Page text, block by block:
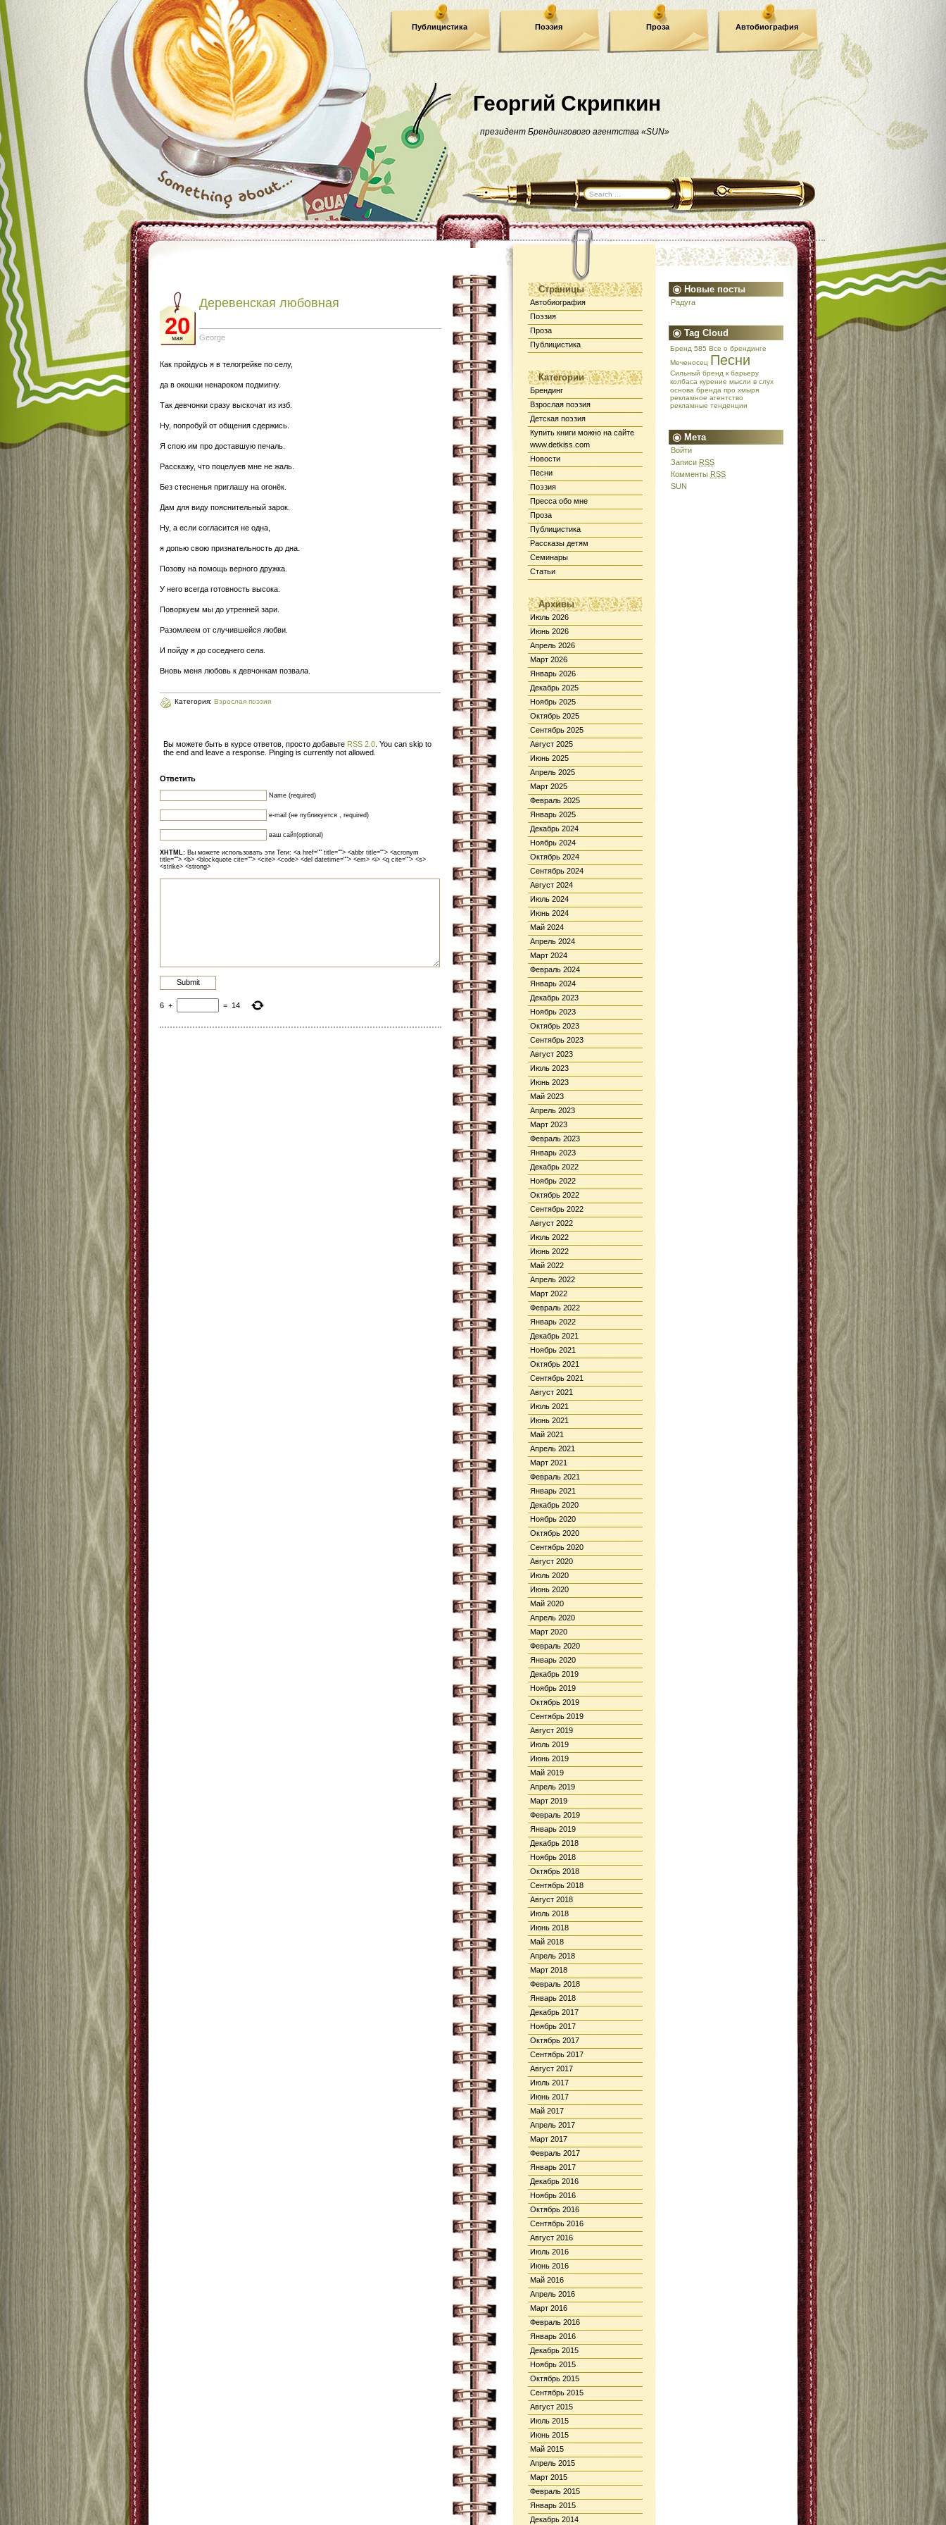
Георгий Скрипкин
президент Брендингового агентства «SUN»
Публицистика Поэзия Проза Автобиография
Страницы
Автобиография
Поэзия
Проза
Публицистика
Категории
Брендинг
Взрослая поэзия
Детская поэзия
Купить книги можно на сайте
www.detkiss.com
Новости
Песни
Поэзия
Пресса обо мне
Проза
Публицистика
Рассказы детям
Семинары
Статьи
Архивы
Июль 2026
Июнь 2026
Апрель 2026
Март 2026
Январь 2026
Декабрь 2025
Ноябрь 2025
Октябрь 2025
Сентябрь 2025
Август 2025
Июнь 2025
Апрель 2025
Март 2025
Февраль 2025
Январь 2025
Декабрь 2024
Ноябрь 2024
Октябрь 2024
Сентябрь 2024
Август 2024
Июль 2024
Июнь 2024
Май 2024
Апрель 2024
Март 2024
Февраль 2024
Январь 2024
Декабрь 2023
Ноябрь 2023
Октябрь 2023
Сентябрь 2023
Август 2023
Июль 2023
Июнь 2023
Май 2023
Апрель 2023
Март 2023
Февраль 2023
Январь 2023
Декабрь 2022
Ноябрь 2022
Октябрь 2022
Сентябрь 2022
Август 2022
Июль 2022
Июнь 2022
Май 2022
Апрель 2022
Март 2022
Февраль 2022
Январь 2022
Декабрь 2021
Ноябрь 2021
Октябрь 2021
Сентябрь 2021
Август 2021
Июль 2021
Июнь 2021
Май 2021
Апрель 2021
Март 2021
Февраль 2021
Январь 2021
Декабрь 2020
Ноябрь 2020
Октябрь 2020
Сентябрь 2020
Август 2020
Июль 2020
Июнь 2020
Май 2020
Апрель 2020
Март 2020
Февраль 2020
Январь 2020
Декабрь 2019
Ноябрь 2019
Октябрь 2019
Сентябрь 2019
Август 2019
Июль 2019
Июнь 2019
Май 2019
Апрель 2019
Март 2019
Февраль 2019
Январь 2019
Декабрь 2018
Ноябрь 2018
Октябрь 2018
Сентябрь 2018
Август 2018
Июль 2018
Июнь 2018
Май 2018
Апрель 2018
Март 2018
Февраль 2018
Январь 2018
Декабрь 2017
Ноябрь 2017
Октябрь 2017
Сентябрь 2017
Август 2017
Июль 2017
Июнь 2017
Май 2017
Апрель 2017
Март 2017
Февраль 2017
Январь 2017
Декабрь 2016
Ноябрь 2016
Октябрь 2016
Сентябрь 2016
Август 2016
Июль 2016
Июнь 2016
Май 2016
Апрель 2016
Март 2016
Февраль 2016
Январь 2016
Декабрь 2015
Ноябрь 2015
Октябрь 2015
Сентябрь 2015
Август 2015
Июль 2015
Июнь 2015
Май 2015
Апрель 2015
Март 2015
Февраль 2015
Январь 2015
Декабрь 2014
Новые посты
Радуга
Tag Cloud
Бренд 585 Все о брендинге
Меченосец Песни
Сильный бренд к барьеру
колбаса курение мысли в слух
основа бренда про хмыря
рекламное агентство
рекламные тенденции
Мета
Войти
Записи RSS
Комменты RSS
SUN
20
мая
Деревенская любовная
George
Как пройдусь я в телогрейке по селу,
да в окошки ненароком подмигну.
Так девчонки сразу выскочат из изб.
Ну, попробуй от общения сдержись.
Я спою им про доставшую печаль.
Расскажу, что поцелуев мне не жаль.
Без стесненья приглашу на огонёк.
Дам для виду пояснительный зарок.
Ну, а если согласится не одна,
я допью свою признательность до дна.
Позову на помощь верного дружка.
У него всегда готовность высока.
Поворкуем мы до утренней зари.
Разомлеем от случившейся любви.
И пойду я до соседнего села.
Вновь меня любовь к девчонкам позвала.
Категория: Взрослая поэзия
Вы можете быть в курсе ответов, просто добавьте RSS 2.0 . You can skip to
the end and leave a response. Pinging is currently not allowed.
Ответить
Name (required)
e-mail (не публикуется , required)
ваш сайт(optional)
XHTML: Вы можете использовать эти Теги: <a href="" title=""> <abbr title=""> <acronym
title=""> <b> <blockquote cite=""> <cite> <code> <del datetime=""> <em> <i> <q cite=""> <s>
<strike> <strong>
6 + = 14